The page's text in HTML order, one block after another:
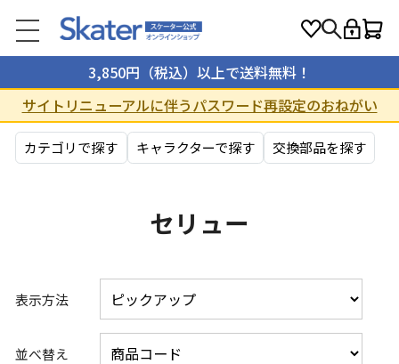
3,850円（税込）以上で送料無料！
サイトリニューアルに伴うパスワード再設定のおねがい
カテゴリで探す キャラクターで探す 交換部品を探す
セリュー
表示方法
並べ替え